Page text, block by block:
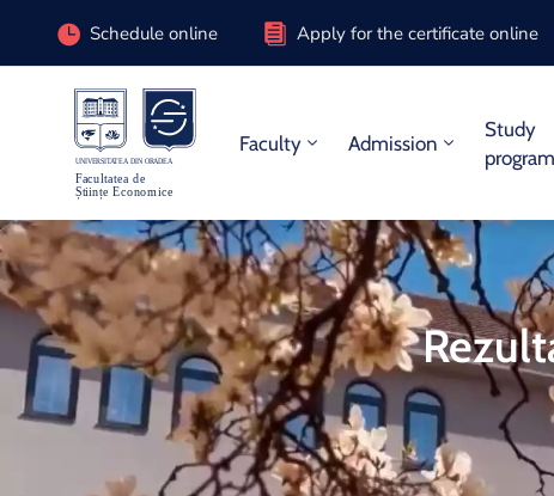
Schedule online Apply for the certificate online
Faculty Admission
Study